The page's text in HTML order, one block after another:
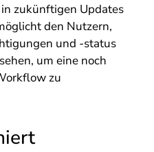
zukünftigen Updates
den Nutzern,
und -status
um eine noch
zu